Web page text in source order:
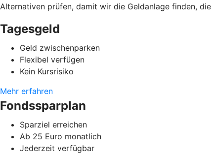
Alternativen prüfen, damit wir die Geldanlage finden,
Tagesgeld
Geld zwischenparken
Flexibel verfügen
Kein Kursrisiko
Mehr erfahren
Fondssparplan
Sparziel erreichen
Ab 25 Euro monatlich
Jederzeit verfügbar